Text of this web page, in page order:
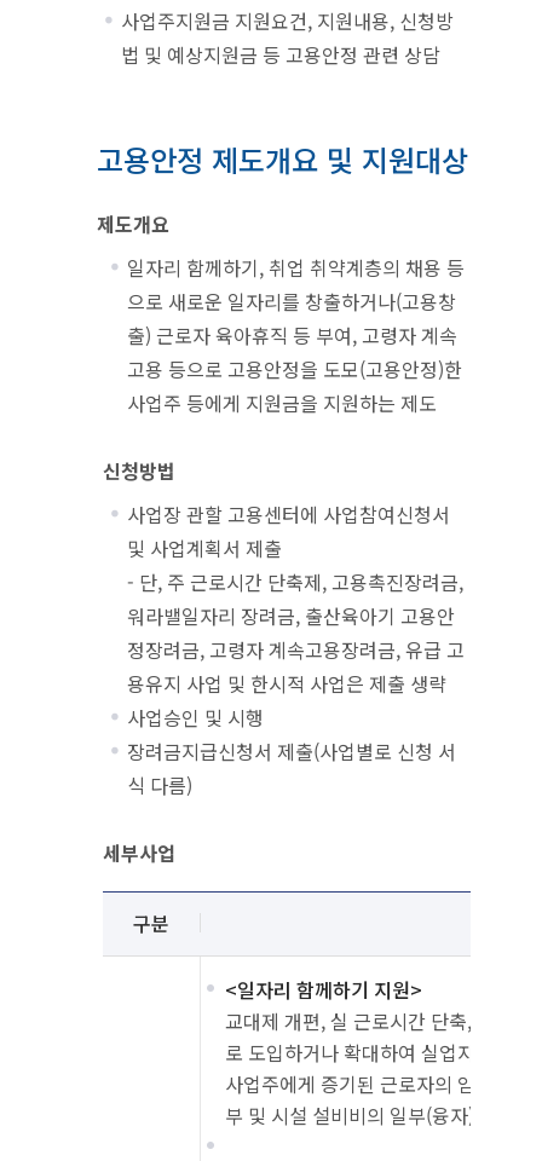
사업주지원금 지원요건, 지원내용, 신청방
법 및 예상지원금 등 고용안정 관련 상담
고용안정 제도개요 및 지원대상
제도개요
일자리 함께하기, 취업 취약계층의 채용 등
으로 새로운 일자리를 창출하거나(고용창
출) 근로자 육아휴직 등 부여, 고령자 계속
고용 등으로 고용안정을 도모(고용안정)한
사업주 등에게 지원금을 지원하는 제도
신청방법
사업장 관할 고용센터에 사업참여신청서
및 사업계획서 제출
- 단, 주 근로시간 단축제, 고용촉진장려금,
워라밸일자리 장려금, 출산육아기 고용안
정장려금, 고령자 계속고용장려금, 유급 고
용유지 사업 및 한시적 사업은 제출 생략
사업승인 및 시행
장려금지급신청서 제출(사업별로 신청 서
식 다름)
세부사업
설명
구분
<일자리 함께하기 지원>
교대제 개편, 실 근로시간 단축, 주 근
로 도입하거나 확대하여 실업자를 고
사업주에게 증기된 근로자의 임금 일
부 및 시설 설비비의 일부(융자)를 지원